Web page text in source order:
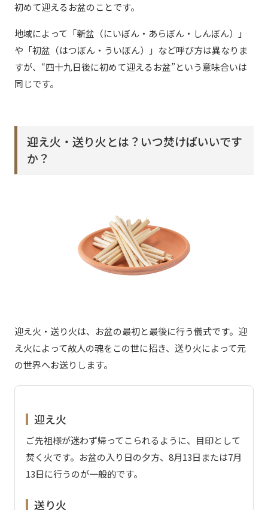
初めて迎えるお盆のことです。
地域によって「新盆（にいぼん・あらぼん・しんぼん）」
や「初盆（はつぼん・ういぼん）」など呼び方は異なりま
すが、“四十九日後に初めて迎えるお盆”という意味合いは
同じです。
迎え火・送り火とは？いつ焚けばいいです
か？
迎え火・送り火は、お盆の最初と最後に行う儀式です。迎
え火によって故人の魂をこの世に招き、送り火によって元
の世界へお送りします。
迎え火
ご先祖様が迷わず帰ってこられるように、目印として
焚く火です。お盆の入り日の夕方、8月13日または7月
13日に行うのが一般的です。
送り火